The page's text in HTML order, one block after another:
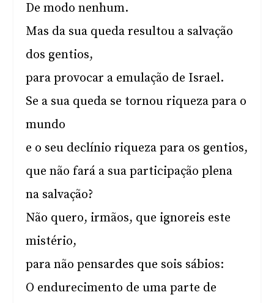
De modo nenhum.
Mas da sua queda resultou a salvação
dos gentios,
para provocar a emulação de Israel.
Se a sua queda se tornou riqueza para o
mundo
e o seu declínio riqueza para os gentios,
que não fará a sua participação plena
na salvação?
Não quero, irmãos, que ignoreis este
mistério,
para não pensardes que sois sábios:
O endurecimento de uma parte de